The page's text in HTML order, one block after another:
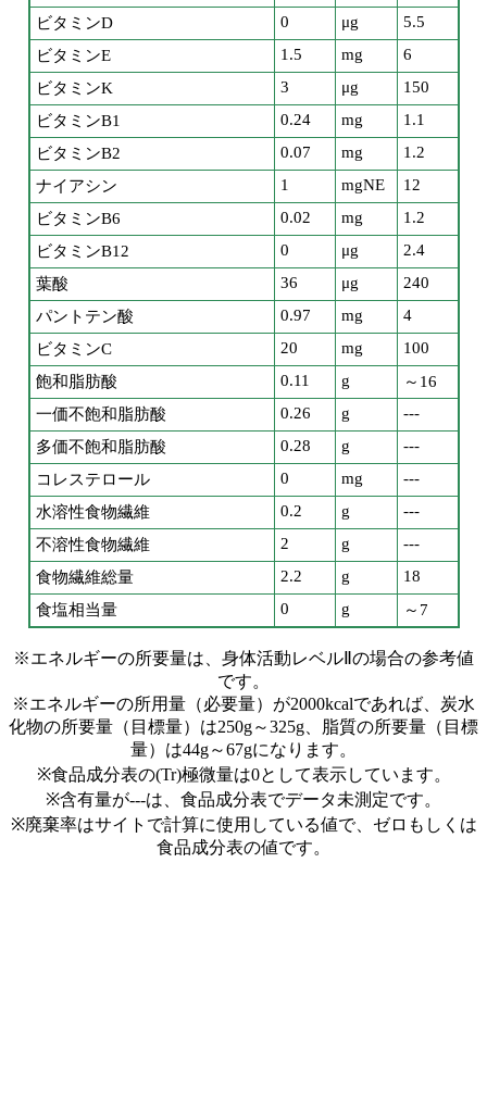
ビタミンD
0 μg
5.5
ビタミンE
1.5 mg
6
ビタミンK
3 μg
150
ビタミンB1
0.24 mg
1.1
ビタミンB2
0.07 mg
1.2
ナイアシン
1 mgNE
12
ビタミンB6
0.02 mg
1.2
ビタミンB12
0 μg
2.4
葉酸
36 μg
240
パントテン酸
0.97 mg
4
ビタミンC
20 mg
100
飽和脂肪酸
0.11 g
～16
一価不飽和脂肪酸
0.26 g
---
多価不飽和脂肪酸
0.28 g
---
コレステロール
0 mg
---
水溶性食物繊維
0.2 g
---
不溶性食物繊維
2 g
---
食物繊維総量
2.2 g
18
食塩相当量
0 g ～7
※エネルギーの所要量は、身体活動レベルⅡの場合の参考値
です。
※エネルギーの所用量（必要量）が2000kcalであれば、炭水
化物の所要量（目標量）は250g～325g、脂質の所要量（目標
量）は44g～67gになります。
※食品成分表の(Tr)極微量は0として表示しています。
※含有量が---は、食品成分表でデータ未測定です。
※廃棄率はサイトで計算に使用している値で、ゼロもしくは
食品成分表の値です。